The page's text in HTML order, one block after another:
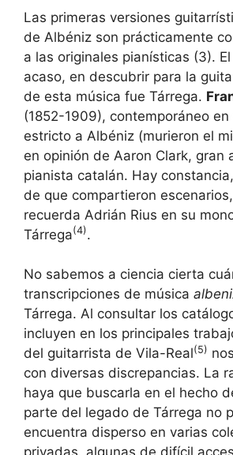
Las primeras versiones
de Albéniz son prácticamente
a las originales pianísticas (3).
acaso, en descubrir para la
de esta música fue Tárrega.
(1852-1909), contemporáneo
estricto a Albéniz (murieron el
en opinión de Aaron Clark, gran
pianista catalán. Hay
de que compartieron
recuerda Adrián Rius en su
Tárrega(4).
No sabemos a ciencia cierta
transcripciones de música
Tárrega. Al consultar los
incluyen en los principales
del guitarrista de Vila-Real(5)
con diversas discrepancias. La
haya que buscarla en el hecho
parte del legado de Tárrega no
encuentra disperso en varias